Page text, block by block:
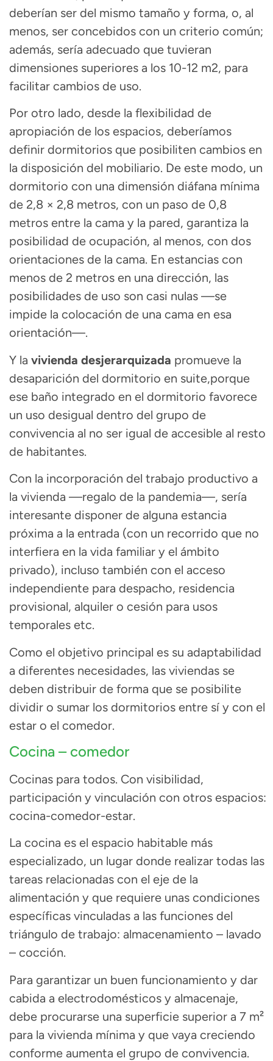
deberían ser del mismo tamaño y forma, o, al
menos, ser concebidos con un criterio común;
además, sería adecuado que tuvieran
dimensiones superiores a los 10-12 m2, para
facilitar cambios de uso.
Por otro lado, desde la flexibilidad de
apropiación de los espacios, deberíamos
definir dormitorios que posibiliten cambios en
la disposición del mobiliario. De este modo, un
dormitorio con una dimensión diáfana mínima
de 2,8 × 2,8 metros, con un paso de 0,8
metros entre la cama y la pared, garantiza la
posibilidad de ocupación, al menos, con dos
orientaciones de la cama. En estancias con
menos de 2 metros en una dirección, las
posibilidades de uso son casi nulas —se
impide la colocación de una cama en esa
orientación—.
Y la vivienda desjerarquizada promueve la
desaparición del dormitorio en suite,porque
ese baño integrado en el dormitorio favorece
un uso desigual dentro del grupo de
convivencia al no ser igual de accesible al resto
de habitantes.
Con la incorporación del trabajo productivo a
la vivienda —regalo de la pandemia—, sería
interesante disponer de alguna estancia
próxima a la entrada (con un recorrido que no
interfiera en la vida familiar y el ámbito
privado), incluso también con el acceso
independiente para despacho, residencia
provisional, alquiler o cesión para usos
temporales etc.
Como el objetivo principal es su adaptabilidad
a diferentes necesidades, las viviendas se
deben distribuir de forma que se posibilite
dividir o sumar los dormitorios entre sí y con el
estar o el comedor.
Cocina – comedor
Cocinas para todos. Con visibilidad,
participación y vinculación con otros espacios:
cocina-comedor-estar.
La cocina es el espacio habitable más
especializado, un lugar donde realizar todas las
tareas relacionadas con el eje de la
alimentación y que requiere unas condiciones
específicas vinculadas a las funciones del
triángulo de trabajo: almacenamiento – lavado
– cocción.
Para garantizar un buen funcionamiento y dar
cabida a electrodomésticos y almacenaje,
debe procurarse una superficie superior a 7 m²
para la vivienda mínima y que vaya creciendo
conforme aumenta el grupo de convivencia.